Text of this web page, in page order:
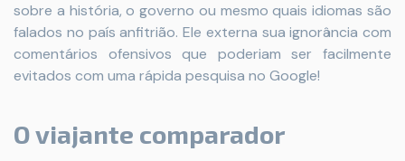
sobre a história, o governo ou mesmo quais idiomas são
falados no país anfitrião. Ele externa sua ignorância com
comentários ofensivos que poderiam ser facilmente
evitados com uma rápida pesquisa no Google!
O viajante comparador